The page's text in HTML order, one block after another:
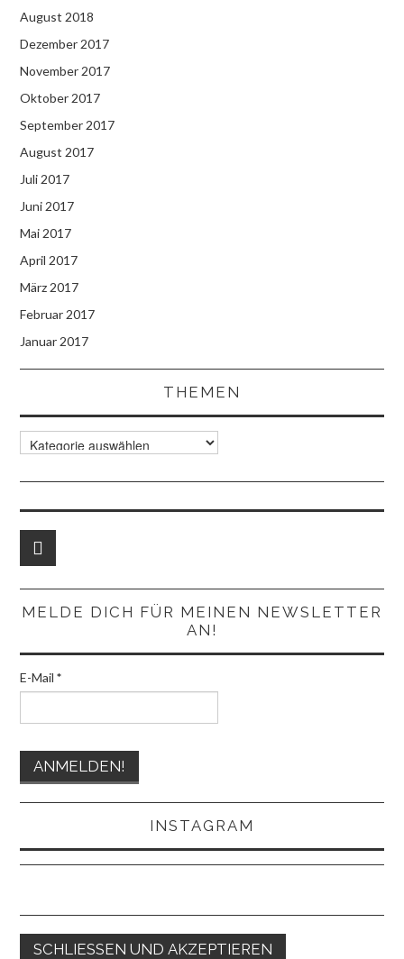
August 2018
Dezember 2017
November 2017
Oktober 2017
September 2017
August 2017
Juli 2017
Juni 2017
Mai 2017
April 2017
März 2017
Februar 2017
Januar 2017
THEMEN
Themen
MELDE DICH FÜR MEINEN NEWSLETTER
AN!
E-Mail*
INSTAGRAM